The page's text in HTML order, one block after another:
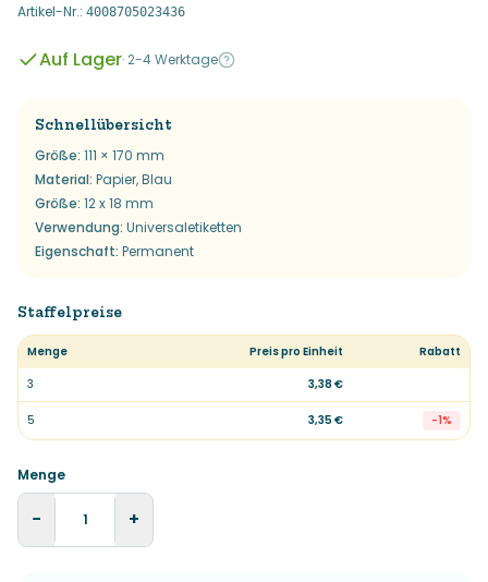
Artikel-Nr.: 4008705023436
Auf Lager· 2-4 Werktage
Schnellübersicht
Größe: 111 × 170 mm
Material: Papier, Blau
Größe: 12 x 18 mm
Verwendung: Universaletiketten
Eigenschaft: Permanent
Staffelpreise
Menge Preis pro Einheit
Rabatt
3
3,38 €
5 3,35 € -1%
Menge
− +